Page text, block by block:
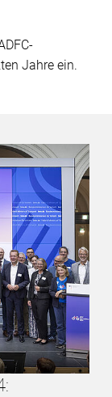
Jahre ein.